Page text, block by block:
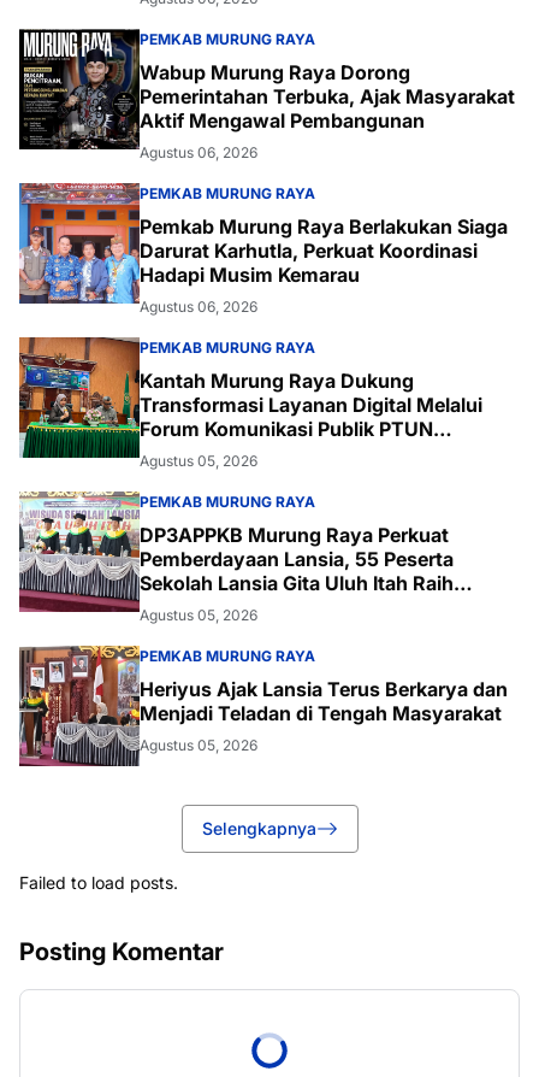
PEMKAB MURUNG RAYA
Wabup Murung Raya Dorong
Pemerintahan Terbuka, Ajak Masyarakat
Aktif Mengawal Pembangunan
Agustus 06, 2026
PEMKAB MURUNG RAYA
Pemkab Murung Raya Berlakukan Siaga
Darurat Karhutla, Perkuat Koordinasi
Hadapi Musim Kemarau
Agustus 06, 2026
PEMKAB MURUNG RAYA
Kantah Murung Raya Dukung
Transformasi Layanan Digital Melalui
Forum Komunikasi Publik PTUN
Palangka Raya
Agustus 05, 2026
PEMKAB MURUNG RAYA
DP3APPKB Murung Raya Perkuat
Pemberdayaan Lansia, 55 Peserta
Sekolah Lansia Gita Uluh Itah Raih
Kelulusan
Agustus 05, 2026
PEMKAB MURUNG RAYA
Heriyus Ajak Lansia Terus Berkarya dan
Menjadi Teladan di Tengah Masyarakat
Agustus 05, 2026
Selengkapnya
Failed to load posts.
Posting Komentar